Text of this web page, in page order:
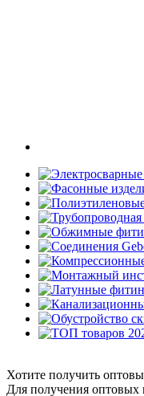
Хотите получить
Для получения оптовых